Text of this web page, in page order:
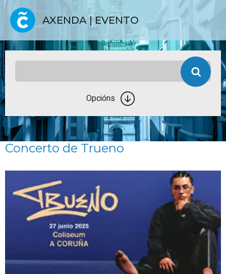
AXENDA | EVENTO
Opcións
Concerto de Trueno